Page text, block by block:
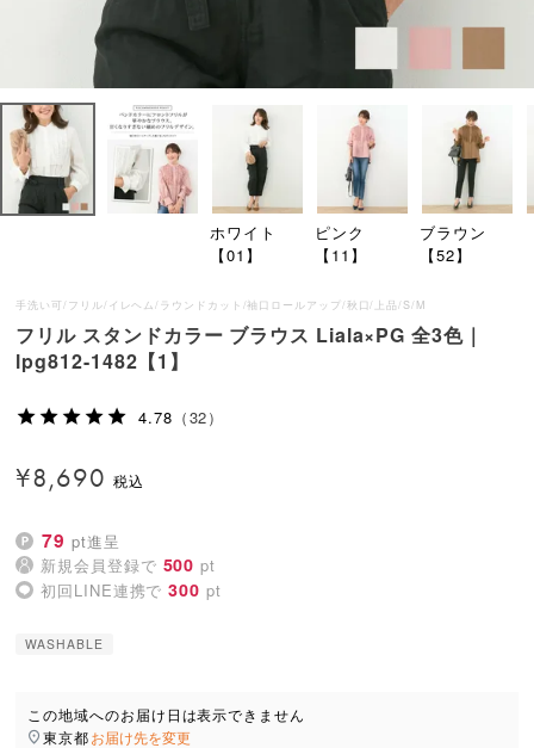
ホワイト
【01】
ピンク
【11】
ブラウン
【52】
手洗い可/フリル/イレヘム/ラウンドカット/袖口ロールアップ/秋口/上品/S/M
フリル スタンドカラー ブラウス Liala×PG 全3色｜
lpg812-1482【1】
4.78 （32）
¥8,690
79 pt進呈
新規会員登録で 500 pt
初回LINE連携で 300 pt
WASHABLE
この地域へのお届け日は表示できません
東京都お届け先を変更